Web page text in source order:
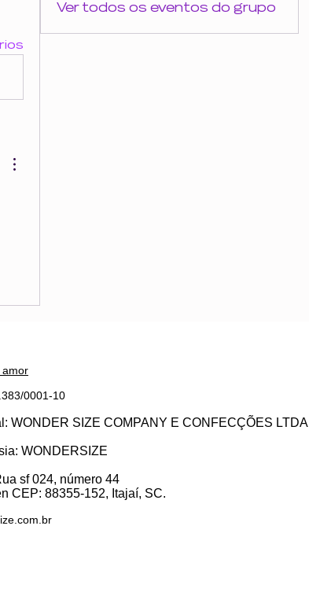
Ver todos os eventos do grupo
amor
0001-10
WONDER SIZE COMPANY E CONFECÇÕES LTDA
WONDERSIZE
sf 024, número 44
CEP: 88355-152, Itajaí, SC.